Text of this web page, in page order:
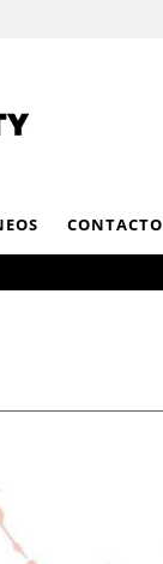
CONTACTO